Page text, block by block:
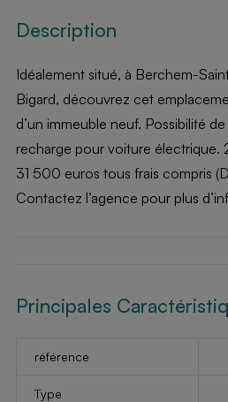
Description
Idéalement situé, à Berchem-
Bigard, découvrez cet
d’un immeuble neuf. Possibilité
recharge pour voiture électrique.
31 500 euros tous frais compris
Contactez l’agence pour plus
Principales
référence
Type